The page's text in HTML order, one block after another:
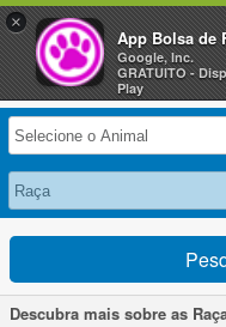
Descubra mais sobre as
×
App Bolsa de
Google, Inc.
GRATUITO -
Play